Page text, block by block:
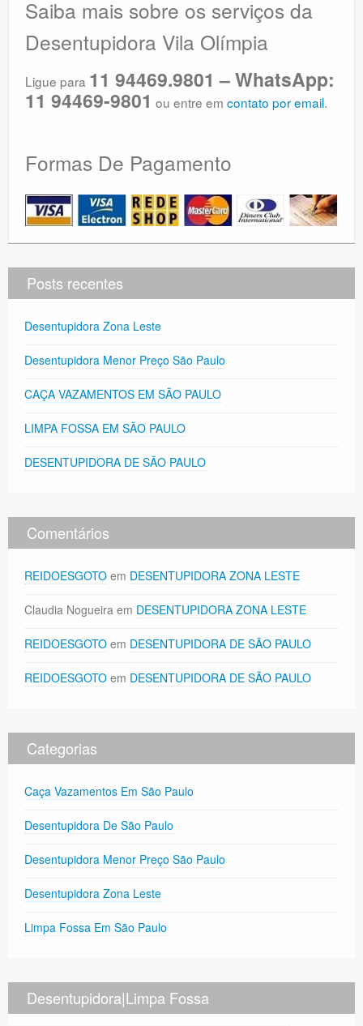
Saiba mais sobre os serviços da
Desentupidora Vila Olímpia
Ligue para 11 94469.9801 – WhatsApp:
11 94469-9801 ou entre em contato por email.
Formas De Pagamento
Posts recentes
Desentupidora Zona Leste
Desentupidora Menor Preço São Paulo
CAÇA VAZAMENTOS EM SÃO PAULO
LIMPA FOSSA EM SÃO PAULO
DESENTUPIDORA DE SÃO PAULO
Comentários
REIDOESGOTO em DESENTUPIDORA ZONA LESTE
Claudia Nogueira em DESENTUPIDORA ZONA LESTE
REIDOESGOTO em DESENTUPIDORA DE SÃO PAULO
REIDOESGOTO em DESENTUPIDORA DE SÃO PAULO
Categorias
Caça Vazamentos Em São Paulo
Desentupidora De São Paulo
Desentupidora Menor Preço São Paulo
Desentupidora Zona Leste
Limpa Fossa Em São Paulo
Desentupidora|Limpa Fossa